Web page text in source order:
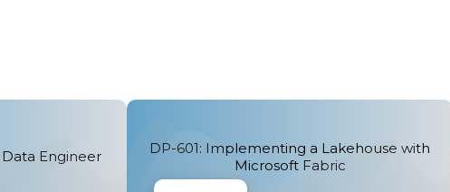
Engineer
DP-601: Implementing a Lakehouse with
Microsoft Fabric